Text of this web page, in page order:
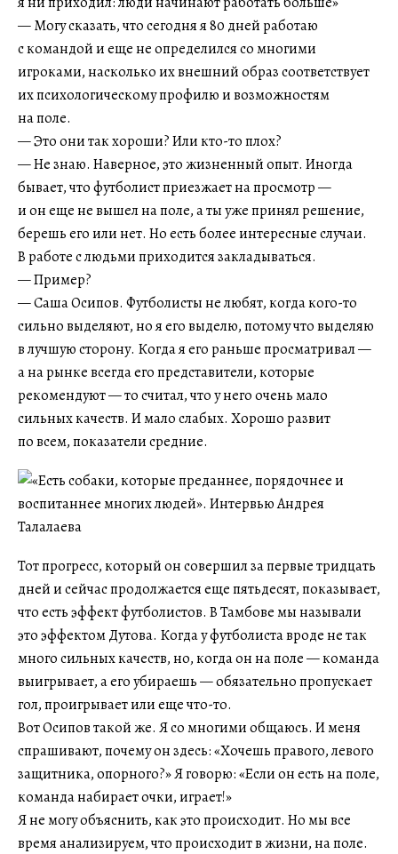
— Могу сказать, что сегодня я 80 дней работаю
с командой и еще не определился со многими
игроками, насколько их внешний образ соответствует
их психологическому профилю и возможностям
на поле.
— Это они так хороши? Или кто-то плох?
— Не знаю. Наверное, это жизненный опыт. Иногда
бывает, что футболист приезжает на просмотр —
и он еще не вышел на поле, а ты уже принял решение,
берешь его или нет. Но есть более интересные случаи.
В работе с людьми приходится закладываться.
— Пример?
— Саша Осипов. Футболисты не любят, когда кого-то
сильно выделяют, но я его выделю, потому что выделяю
в лучшую сторону. Когда я его раньше просматривал —
а на рынке всегда его представители, которые
рекомендуют — то считал, что у него очень мало
сильных качеств. И мало слабых. Хорошо развит
по всем, показатели средние.
Тот прогресс, который он совершил за первые тридцать
дней и сейчас продолжается еще пятьдесят, показывает,
что есть эффект футболистов. В Тамбове мы называли
это эффектом Дутова. Когда у футболиста вроде не так
много сильных качеств, но, когда он на поле — команда
выигрывает, а его убираешь — обязательно пропускает
гол, проигрывает или еще что-то.
Вот Осипов такой же. Я со многими общаюсь. И меня
спрашивают, почему он здесь: «Хочешь правого, левого
защитника, опорного?» Я говорю: «Если он есть на поле,
команда набирает очки, играет!»
Я не могу объяснить, как это происходит. Но мы все
время анализируем, что происходит в жизни, на поле.